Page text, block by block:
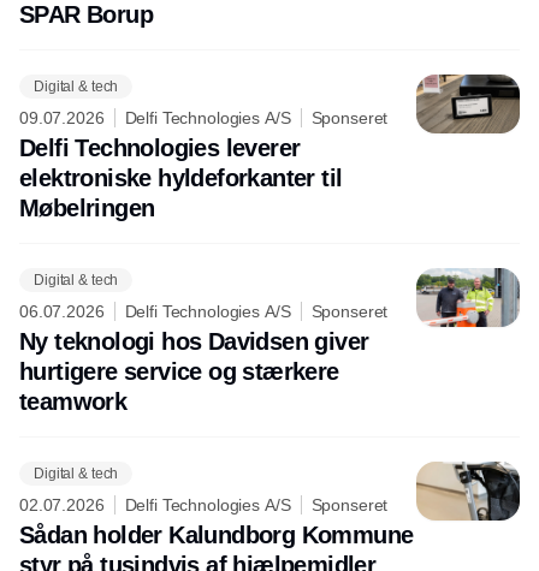
SPAR Borup
Digital & tech
09.07.2026 Delfi Technologies A/S Sponseret
Delfi Technologies leverer
elektroniske hyldeforkanter til
Møbelringen
Digital & tech
06.07.2026 Delfi Technologies A/S Sponseret
Ny teknologi hos Davidsen giver
hurtigere service og stærkere
teamwork
Digital & tech
02.07.2026 Delfi Technologies A/S Sponseret
Sådan holder Kalundborg Kommune
styr på tusindvis af hjælpemidler